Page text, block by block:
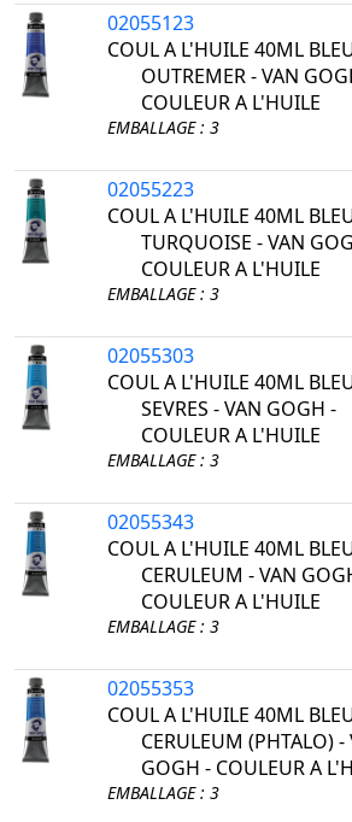
02055123
COUL A L'HUILE 40ML
OUTREMER - VAN
COULEUR A L'HUILE
EMBALLAGE : 3
02055223
COUL A L'HUILE 40ML
TURQUOISE - VAN
COULEUR A L'HUILE
EMBALLAGE : 3
02055303
COUL A L'HUILE 40ML
SEVRES - VAN GOGH -
COULEUR A L'HUILE
EMBALLAGE : 3
02055343
COUL A L'HUILE 40ML
CERULEUM - VAN
COULEUR A L'HUILE
EMBALLAGE : 3
02055353
COUL A L'HUILE 40ML
CERULEUM (PHTALO) -
GOGH - COULEUR A
EMBALLAGE : 3